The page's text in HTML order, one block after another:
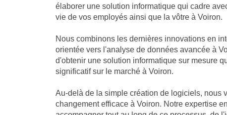
élaborer une solution informatique qui cadre
vie de vos employés ainsi que la vôtre à Voiron.
Nous combinons les dernières innovations en
orientée vers l'analyse de données avancée à
d'obtenir une solution informatique sur mesure
significatif sur le marché à Voiron.
Au-delà de la simple création de logiciels, nous
changement efficace à Voiron. Notre expertise